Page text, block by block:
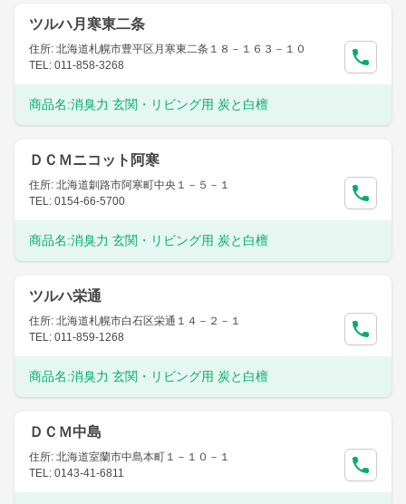
ツルハ月寒東二条
住所: 北海道札幌市豊平区月寒東二条１８－１６３－１０
TEL: 011-858-3268
商品名:消臭力 玄関・リビング用 炭と白檀
ＤＣＭニコット阿寒
住所: 北海道釧路市阿寒町中央１－５－１
TEL: 0154-66-5700
商品名:消臭力 玄関・リビング用 炭と白檀
ツルハ栄通
住所: 北海道札幌市白石区栄通１４－２－１
TEL: 011-859-1268
商品名:消臭力 玄関・リビング用 炭と白檀
ＤＣＭ中島
住所: 北海道室蘭市中島本町１－１０－１
TEL: 0143-41-6811